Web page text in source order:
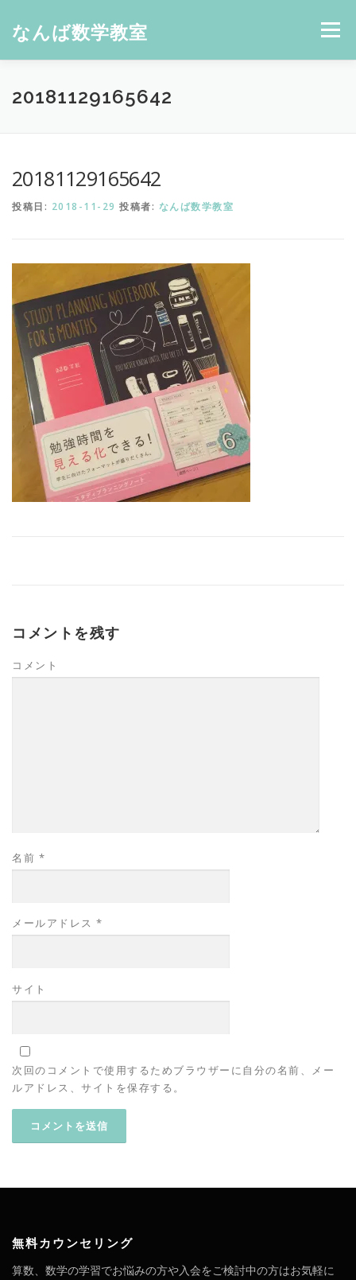
なんば数学教室 メニュー
20181129165642
20181129165642
投稿日: 2018-11-29 投稿者: なんば数学教室
コメントを残す
コメント
名前 *
メールアドレス *
サイト
次回のコメントで使用するためブラウザーに自分の名前、メー
ルアドレス、サイトを保存する。
無料カウンセリング
算数、数学の学習でお悩みの方や入会をご検討中の方はお気軽に